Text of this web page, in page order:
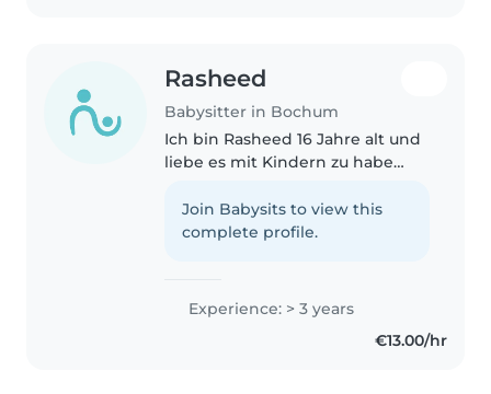
Rasheed
Babysitter in Bochum
Ich bin Rasheed 16 Jahre alt und
liebe es mit Kindern zu habe
gemacht und außerdem mit
kleinen gibt es aber ein kleines
Join Babysits to view this
complete profile.
Experience: > 3 years
€13.00/hr